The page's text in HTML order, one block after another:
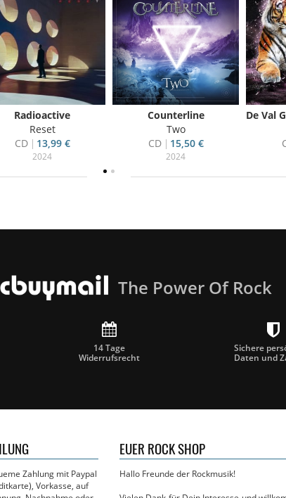
Radioactive
Reset
CD
13,99 €
2024
Counterline
Two
CD
15,50 €
2024
The Power Of Rock
14 Tage
Widerrufsrecht
Sichere
Daten und
Zahlung mit Paypal
Vorkasse, auf
EUER ROCK SHOP
Hallo Freunde der Rockmusik!